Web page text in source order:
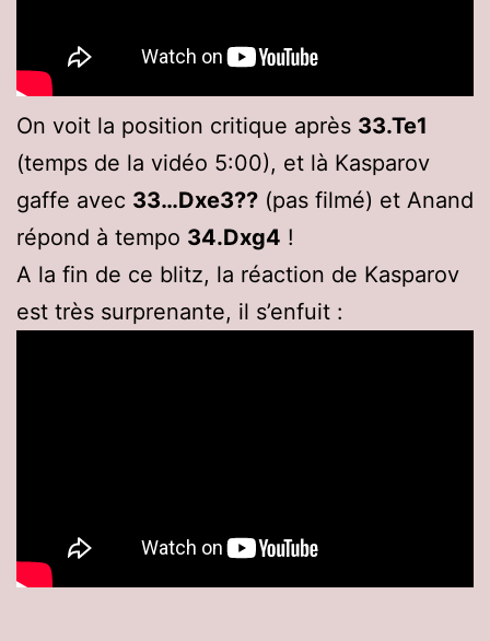
On voit la position critique après 33.Te1
(temps de la vidéo 5:00), et là Kasparov
gaffe avec 33…Dxe3?? (pas filmé) et Anand
répond à tempo 34.Dxg4 !
A la fin de ce blitz, la réaction de Kasparov
est très surprenante, il s’enfuit :